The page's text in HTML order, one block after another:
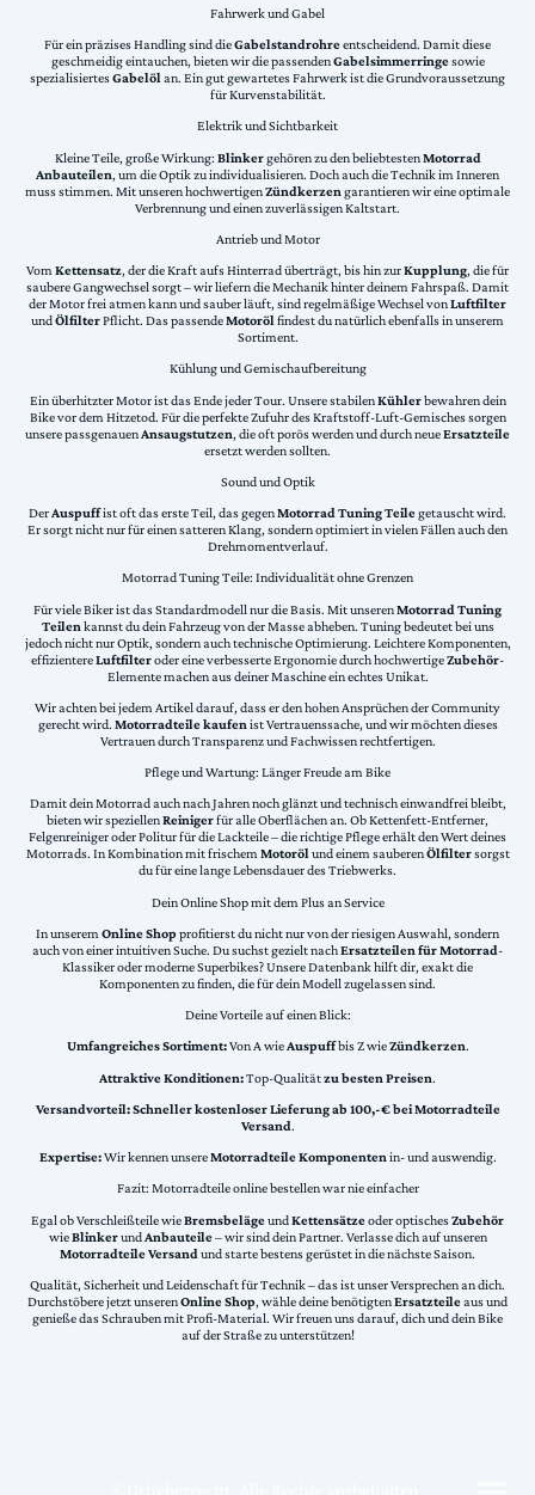
Fahrwerk und Gabel
Für ein präzises Handling sind dieGabelstandrohreentscheidend. Damit diese
geschmeidig eintauchen, bieten wir die passendenGabelsimmerringesowie
spezialisiertesGabelölan. Ein gut gewartetes Fahrwerk ist die Grundvoraussetzung
für Kurvenstabilität.
Elektrik und Sichtbarkeit
Kleine Teile, große Wirkung: Blinkergehören zu den beliebtestenMotorrad
Anbauteilen, um die Optik zu individualisieren. Doch auch die Technik im Inneren
muss stimmen. Mit unseren hochwertigenZündkerzen garantieren wir eine optimale
Verbrennung und einen zuverlässigen Kaltstart.
Antrieb und Motor
VomKettensatz, der die Kraft aufs Hinterrad überträgt, bis hin zurKupplung, die für
saubere Gangwechsel sorgt – wir liefern die Mechanik hinter deinem Fahrspaß. Damit
der Motor frei atmen kann und sauber läuft, sind regelmäßige Wechsel vonLuftfilter
undÖlfilterPflicht. Das passendeMotorölfindest du natürlich ebenfalls in unserem
Sortiment.
Kühlung und Gemischaufbereitung
Ein überhitzter Motor ist das Ende jeder Tour. Unsere stabilenKühlerbewahren dein
Bike vor dem Hitzetod. Für die perfekte Zufuhr des Kraftstoff-Luft-Gemisches sorgen
unsere passgenauenAnsaugstutzen, die oft porös werden und durch neueErsatzteile
ersetzt werden sollten.
Sound und Optik
DerAuspuffist oft das erste Teil, das gegenMotorrad Tuning Teilegetauscht wird.
Er sorgt nicht nur für einen satteren Klang, sondern optimiert in vielen Fällen auch den
Drehmomentverlauf.
Motorrad Tuning Teile: Individualität ohne Grenzen
Für viele Biker ist das Standardmodell nur die Basis. Mit unserenMotorrad Tuning
Teilen kannst du dein Fahrzeug von der Masse abheben. Tuning bedeutet bei uns
jedoch nicht nur Optik, sondern auch technische Optimierung. Leichtere Komponenten,
effizientereLuftfilteroder eine verbesserte Ergonomie durch hochwertigeZubehör-
Elemente machen aus deiner Maschine ein echtes Unikat.
Wir achten bei jedem Artikel darauf, dass er den hohen Ansprüchen der Community
gerecht wird. Motorradteile kaufen ist Vertrauenssache, und wir möchten dieses
Vertrauen durch Transparenz und Fachwissen rechtfertigen.
Pflege und Wartung: Länger Freude am Bike
Damit dein Motorrad auch nach Jahren noch glänzt und technisch einwandfrei bleibt,
bieten wir speziellenReinigerfür alle Oberflächen an. Ob Kettenfett-Entferner,
Felgenreiniger oder Politur für die Lackteile – die richtige Pflege erhält den Wert deines
Motorrads. In Kombination mit frischemMotorölund einem sauberenÖlfiltersorgst
du für eine lange Lebensdauer des Triebwerks.
Dein Online Shop mit dem Plus an Service
In unserem Online Shopprofitierst du nicht nur von der riesigen Auswahl, sondern
auch von einer intuitiven Suche. Du suchst gezielt nachErsatzteilen für Motorrad-
Klassiker oder moderne Superbikes? Unsere Datenbank hilft dir, exakt die
Komponenten zu finden, die für dein Modell zugelassen sind.
Deine Vorteile auf einen Blick:
Umfangreiches Sortiment:Von A wieAuspuffbis Z wieZündkerzen.
Attraktive Konditionen:Top-Qualitätzu besten Preisen.
Versandvorteil:Schneller kostenloser Lieferung ab 100,-€ bei Motorradteile
Versand.
Expertise:Wir kennen unsereMotorradteile Komponentenin- und auswendig.
Fazit: Motorradteile online bestellen war nie einfacher
Egal ob Verschleißteile wieBremsbelägeundKettensätzeoder optischesZubehör
wieBlinkerundAnbauteile– wir sind dein Partner. Verlasse dich auf unseren
Motorradteile Versand und starte bestens gerüstet in die nächste Saison.
Qualität, Sicherheit und Leidenschaft für Technik – das ist unser Versprechen an dich.
Durchstöbere jetzt unserenOnline Shop, wähle deine benötigtenErsatzteileaus und
genieße das Schrauben mit Profi-Material. Wir freuen uns darauf, dich und dein Bike
auf der Straße zu unterstützen!